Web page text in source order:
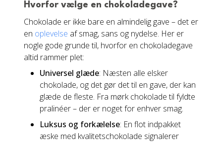
Hvorfor vælge en chokoladegave?
Chokolade er ikke bare en almindelig gave – det er
en oplevelse af smag, sans og nydelse. Her er
nogle gode grunde til, hvorfor en chokoladegave
altid rammer plet:
Universel glæde: Næsten alle elsker
chokolade, og det gør det til en gave, der kan
glæde de fleste. Fra mørk chokolade til fyldte
pralinéer – der er noget for enhver smag.
Luksus og forkælelse: En flot indpakket
æske med kvalitetschokolade signalerer